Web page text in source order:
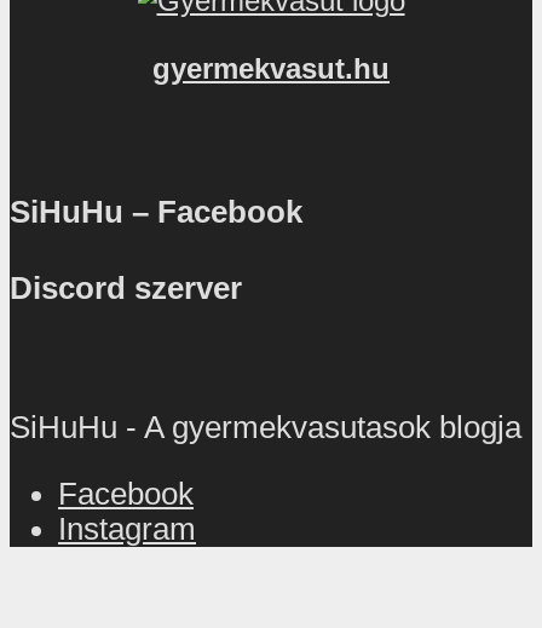
gyermekvasut.hu
SiHuHu – Facebook
Discord szerver
SiHuHu - A gyermekvasutasok blogja
Facebook
Instagram